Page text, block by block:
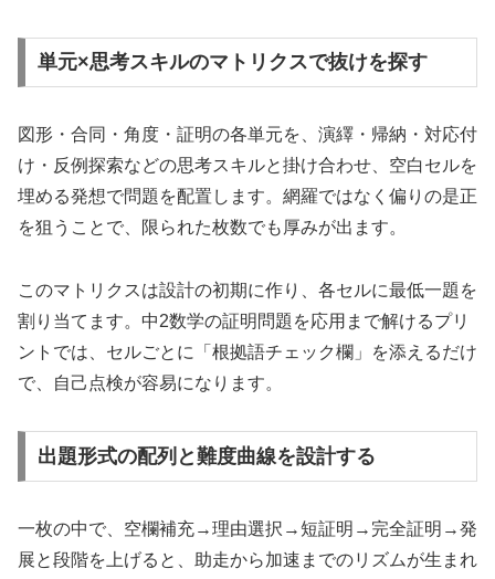
単元×思考スキルのマトリクスで抜けを探す
図形・合同・角度・証明の各単元を、演繹・帰納・対応付
け・反例探索などの思考スキルと掛け合わせ、空白セルを
埋める発想で問題を配置します。網羅ではなく偏りの是正
を狙うことで、限られた枚数でも厚みが出ます。
このマトリクスは設計の初期に作り、各セルに最低一題を
割り当てます。中2数学の証明問題を応用まで解けるプリ
ントでは、セルごとに「根拠語チェック欄」を添えるだけ
で、自己点検が容易になります。
出題形式の配列と難度曲線を設計する
一枚の中で、空欄補充→理由選択→短証明→完全証明→発
展と段階を上げると、助走から加速までのリズムが生まれ